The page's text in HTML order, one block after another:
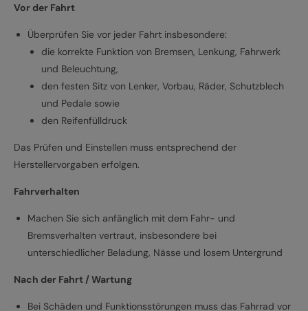
Vor der Fahrt
Überprüfen Sie vor jeder Fahrt insbesondere:
die korrekte Funktion von Bremsen, Lenkung, Fahrwerk
und Beleuchtung,
den festen Sitz von Lenker, Vorbau, Räder, Schutzblech
und Pedale sowie
den Reifenfülldruck
Das Prüfen und Einstellen muss entsprechend der
Herstellervorgaben erfolgen.
Fahrverhalten
Machen Sie sich anfänglich mit dem Fahr- und
Bremsverhalten vertraut, insbesondere bei
unterschiedlicher Beladung, Nässe und losem Untergrund
Nach der Fahrt / Wartung
Bei Schäden und Funktionsstörungen muss das Fahrrad vor